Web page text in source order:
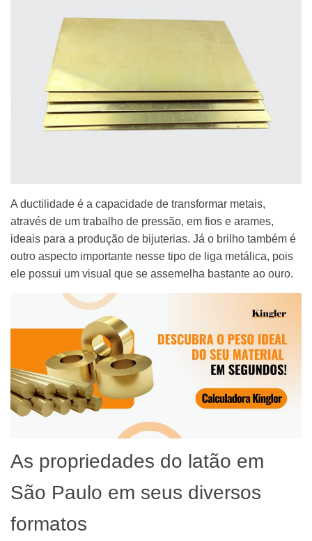
A ductilidade é a capacidade de transformar metais,
através de um trabalho de pressão, em fios e arames,
ideais para a produção de bijuterias. Já o brilho também é
outro aspecto importante nesse tipo de liga metálica, pois
ele possui um visual que se assemelha bastante ao ouro.
As propriedades do latão em
São Paulo em seus diversos
formatos